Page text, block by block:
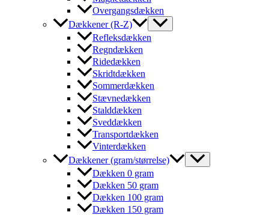
Overgangsdækken
Dækkener (R-Z)
Refleksdækken
Regndækken
Ridedækken
Skridtdækken
Sommerdækken
Stævnedækken
Stalddækken
Sveddækken
Transportdækken
Vinterdækken
Dækkener (gram/størrelse)
Dækken 0 gram
Dækken 50 gram
Dækken 100 gram
Dækken 150 gram